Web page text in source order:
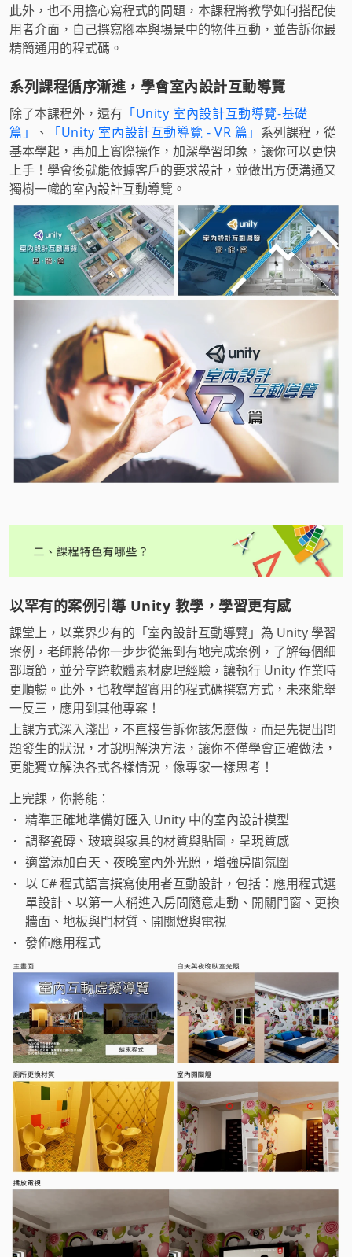
此外，也不用擔心寫程式的問題，本課程將教學如何搭配使
用者介面，自己撰寫腳本與場景中的物件互動，並告訴你最
精簡通用的程式碼。
系列課程循序漸進，學會室內設計互動導覽
除了本課程外，還有 「Unity 室內設計互動導覽-基礎
篇」
、 「Unity 室內設計互動導覽 - VR 篇」 系列課程，從
基本學起，再加上實際操作，加深學習印象，讓你可以更快
上手！學會後就能依據客戶的要求設計，並做出方便溝通又
獨樹一幟的室內設計互動導覽。
以罕有的案例引導 Unity 教學，學習更有感
課堂上，以業界少有的「室內設計互動導覽」為 Unity 學習
案例，老師將帶你一步步從無到有地完成案例，了解每個細
部環節，並分享跨軟體素材處理經驗，讓執行 Unity 作業時
更順暢。此外，也教學超實用的程式碼撰寫方式，未來能舉
一反三，應用到其他專案！
上課方式深入淺出，不直接告訴你該怎麼做，而是先提出問
題發生的狀況，才說明解決方法，讓你不僅學會正確做法，
更能獨立解決各式各樣情況，像專家一樣思考！
上完課，你將能：
精準正確地準備好匯入 Unity 中的室內設計模型
調整瓷磚、玻璃與家具的材質與貼圖，呈現質感
適當添加白天、夜晚室內外光照，增強房間氛圍
以 C# 程式語言撰寫使用者互動設計，包括：應用程式選
單設計、以第一人稱進入房間隨意走動、開關門窗、更換
牆面、地板與門材質、開關燈與電視
發佈應用程式